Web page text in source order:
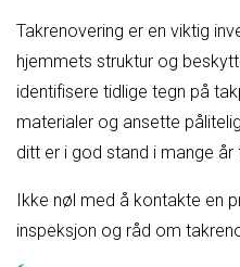
Takrenovering er en viktig
hjemmets struktur og
identifisere tidlige tegn på
materialer og ansette
ditt er i god stand i mange år
Ikke nøl med å kontakte en
inspeksjon og råd om